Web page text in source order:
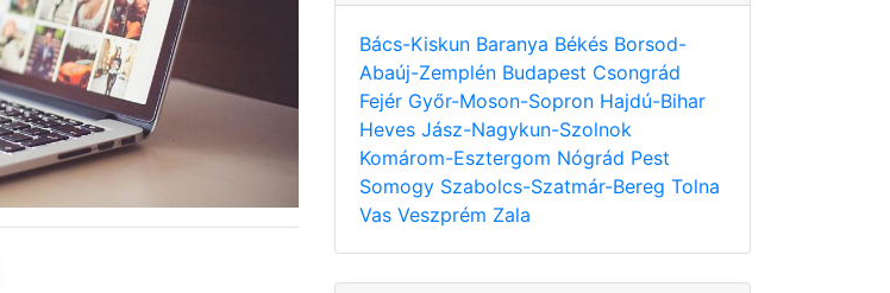
Bács-Kiskun Baranya Békés Borsod-
Abaúj-Zemplén Budapest Csongrád
Fejér Győr-Moson-Sopron Hajdú-Bihar
Heves Jász-Nagykun-Szolnok
Komárom-Esztergom Nógrád Pest
Somogy Szabolcs-Szatmár-Bereg Tolna
Vas Veszprém Zala